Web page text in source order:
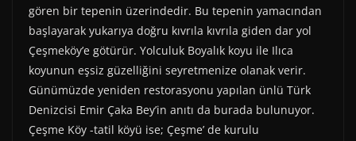
gören bir tepenin üzerindedir. Bu tepenin yamacından
başlayarak yukarıya doğru kıvrıla kıvrıla giden dar yol
Çeşmeköy’e götürür. Yolculuk Boyalık koyu ile Ilıca
koyunun eşsiz güzelliğini seyretmenize olanak verir.
Günümüzde yeniden restorasyonu yapılan ünlü Türk
Denizcisi Emir Çaka Bey’in anıtı da burada bulunuyor.
Çeşme Köy -tatil köyü ise; Çeşme’ de kurulu